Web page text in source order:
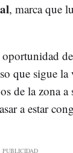
, marca que
que sigue la
de la zona a
a estar